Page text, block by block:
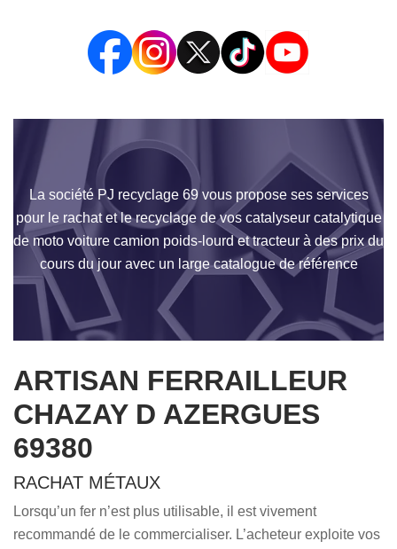
La société PJ recyclage 69 vous propose ses services
pour le rachat et le recyclage de vos catalyseur catalytique
de moto voiture camion poids-lourd et tracteur à des prix du
cours du jour avec un large catalogue de référence
ARTISAN FERRAILLEUR
CHAZAY D AZERGUES
69380
RACHAT MÉTAUX
Lorsqu’un fer n’est plus utilisable, il est vivement
recommandé de le commercialiser. L’acheteur exploite vos